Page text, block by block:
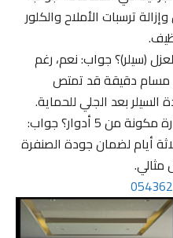
ترسبات الأملاح والكلور
(سيلر)؟ جواب: نعم، رغم
مسام دقيقة قد تمتص
بعد الجلي للحماية.
سؤال: كم يستغرق جلي سلم عمارة مكونة من 5 أدوار؟ جواب:
أيام لضمان جودة الصنفرة